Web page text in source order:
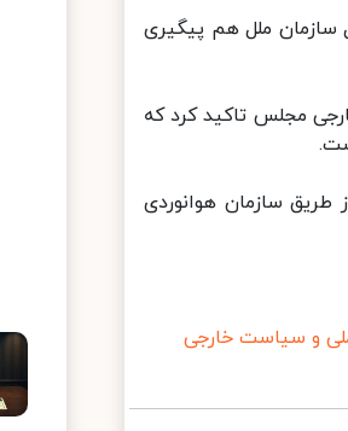
ملل هم پیگیری
مجلس تاکید کرد که
سازمان هوانوردی
و سیاست خارجی